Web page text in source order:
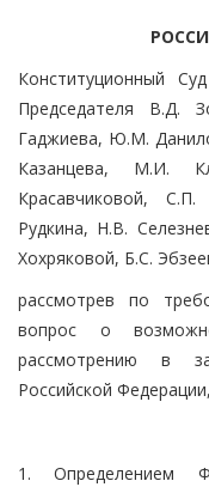
Конституционный
Председателя В.Д.
Гаджиева, Ю.М.
Казанцева, М.И.
Красавчиковой,
Рудкина, Н.В.
Хохряковой, Б.С.
рассмотрев по
вопрос о
рассмотрению в
Российской Федерации,
1. Определением